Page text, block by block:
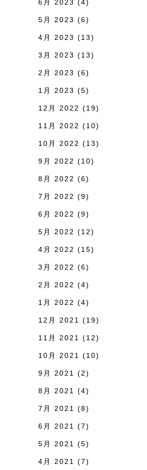
6月 2023 (4)
5月 2023 (6)
4月 2023 (13)
3月 2023 (13)
2月 2023 (6)
1月 2023 (5)
12月 2022 (19)
11月 2022 (10)
10月 2022 (13)
9月 2022 (10)
8月 2022 (6)
7月 2022 (9)
6月 2022 (9)
5月 2022 (12)
4月 2022 (15)
3月 2022 (6)
2月 2022 (4)
1月 2022 (4)
12月 2021 (19)
11月 2021 (12)
10月 2021 (10)
9月 2021 (2)
8月 2021 (4)
7月 2021 (8)
6月 2021 (7)
5月 2021 (5)
4月 2021 (7)